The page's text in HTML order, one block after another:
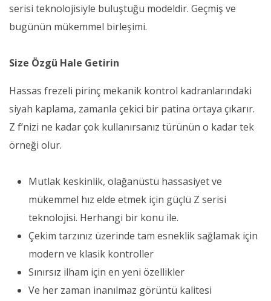
serisi teknolojisiyle buluştuğu modeldir. Geçmiş ve
bugünün mükemmel birleşimi.
Size Özgü Hale Getirin
Hassas frezeli pirinç mekanik kontrol kadranlarındaki
siyah kaplama, zamanla çekici bir patina ortaya çıkarır.
Z f’nizi ne kadar çok kullanırsanız türünün o kadar tek
örneği olur.
Mutlak keskinlik, olağanüstü hassasiyet ve
mükemmel hız elde etmek için güçlü Z serisi
teknolojisi. Herhangi bir konu ile.
Çekim tarzınız üzerinde tam esneklik sağlamak için
modern ve klasik kontroller
Sınırsız ilham için en yeni özellikler
Ve her zaman inanılmaz görüntü kalitesi